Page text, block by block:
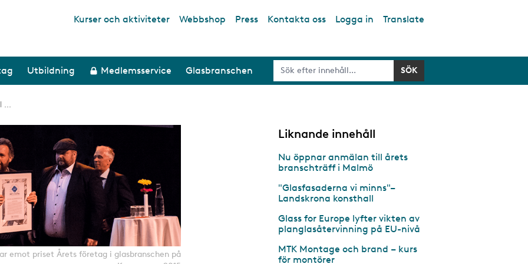
Top links
Kurser och aktiviteter Webbshop Press Kontakta oss Logga in Translate
Utbildning Medlemsservice Glasbranschen
...
emot priset Årets företag i glasbranschen på
Liknande innehåll
Nu öppnar anmälan till årets
branschträff i Malmö
"Glasfasaderna vi minns"–
Landskrona konsthall
Glass for Europe lyfter vikten av
planglasåtervinning på EU-nivå
MTK Montage och brand – kurs
för montörer